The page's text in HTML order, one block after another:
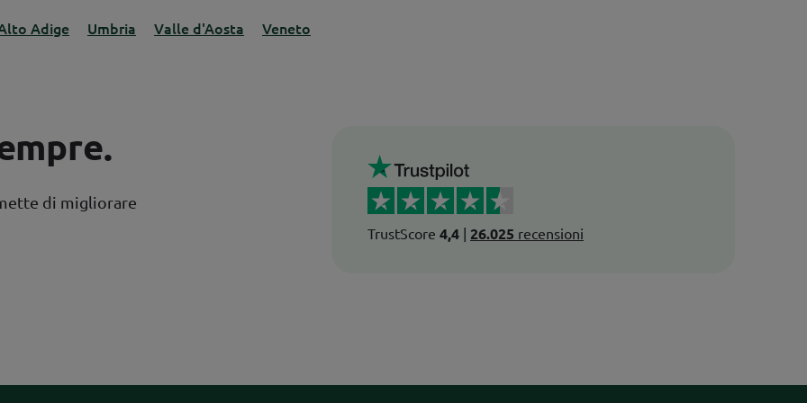
Adige Umbria Valle d'Aosta Veneto
di migliorare
Trustpilot
TrustScore 4,4 26.025 recensioni